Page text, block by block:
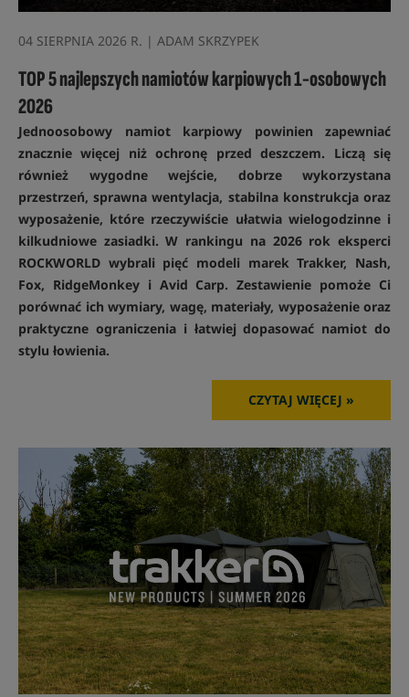
04 SIERPNIA 2026 R. | ADAM SKRZYPEK
TOP 5 najlepszych namiotów karpiowych 1-osobowych
2026
Jednoosobowy namiot karpiowy powinien zapewniać
znacznie więcej niż ochronę przed deszczem. Liczą się
również wygodne wejście, dobrze wykorzystana
przestrzeń, sprawna wentylacja, stabilna konstrukcja oraz
wyposażenie, które rzeczywiście ułatwia wielogodzinne i
kilkudniowe zasiadki. W rankingu na 2026 rok eksperci
ROCKWORLD wybrali pięć modeli marek Trakker, Nash,
Fox, RidgeMonkey i Avid Carp. Zestawienie pomoże Ci
porównać ich wymiary, wagę, materiały, wyposażenie oraz
praktyczne ograniczenia i łatwiej dopasować namiot do
stylu łowienia.
CZYTAJ WIĘCEJ »